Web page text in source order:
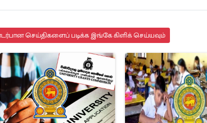
செய்திகளைப் படிக்க இங்கே கிளிக் செய்யவும்